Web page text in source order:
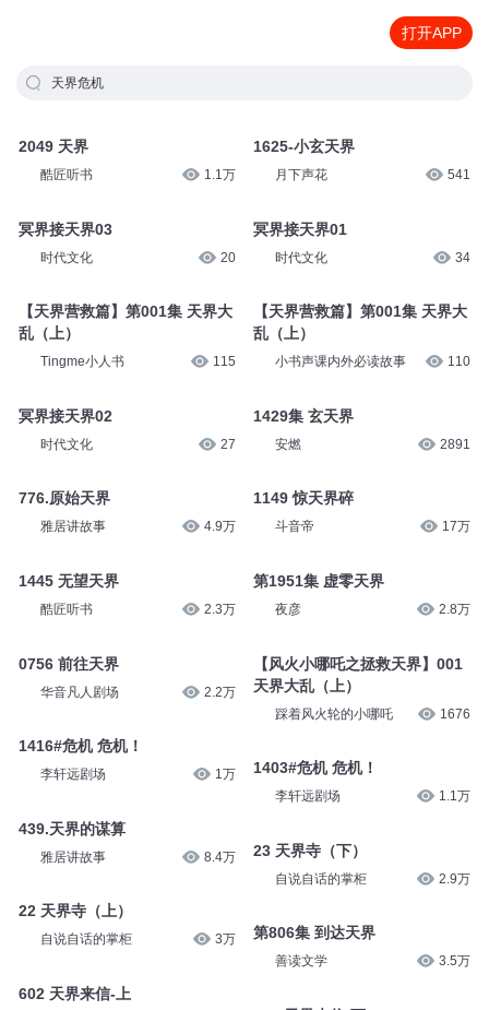
打开APP
天界危机
2049 天界
酷匠听书 1.1万
冥界接天界03
时代文化 20
【天界营救篇】第001集 天界大
乱（上）
Tingme小人书 115
冥界接天界02
时代文化 27
776.原始天界
雅居讲故事 4.9万
1445 无望天界
酷匠听书 2.3万
0756 前往天界
华音凡人剧场 2.2万
1416#危机 危机！
李轩远剧场 1万
439.天界的谋算
雅居讲故事 8.4万
22 天界寺（上）
自说自话的掌柜 3万
602 天界来信-上
1625-小玄天界
月下声花 541
冥界接天界01
时代文化 34
【天界营救篇】第001集 天界大
乱（上）
小书声课内外必读故事 110
1429集 玄天界
安燃 2891
1149 惊天界碎
斗音帝 17万
第1951集 虚零天界
夜彦 2.8万
【风火小哪吒之拯救天界】001
天界大乱（上）
踩着风火轮的小哪吒 1676
1403#危机 危机！
李轩远剧场 1.1万
23 天界寺（下）
自说自话的掌柜 2.9万
第806集 到达天界
善读文学 3.5万